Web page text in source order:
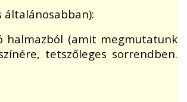
halmazból (amit megmutatunk
tetszőleges sorrendben.